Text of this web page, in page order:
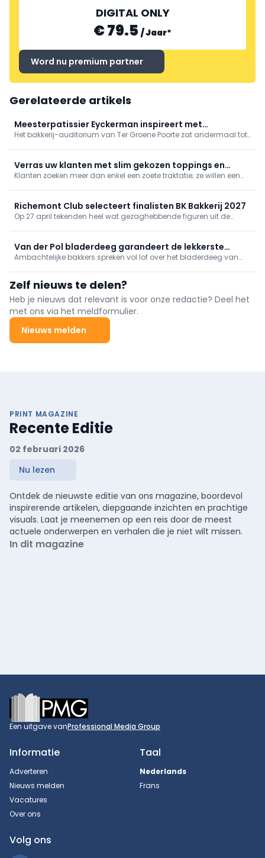
DIGITAL ONLY
€ 79.5 /Jaar*
Word nu premium partner
Gerelateerde artikels
Meesterpatissier Eyckerman inspireert met
chocolade-biercombinaties
Het bakkerij-auditorium van Ter Groene Poorte zat andermaal tot
gerenommeerd chocolade-expert, mocht de aanwezige
leerlingen, bakkers, patissiers en chocolatiers meenemen in zijn
Verras uw klanten met slim gekozen toppings en
vullingen
Klanten zoeken meer dan enkel een zoete traktatie; ze willen een
toepassingen, en duiken we in de nieuwste trends.
Richemont Club selecteert finalisten BK Bakkerij 2027
Op 27 april tekenden heel wat gezaghebbende figuren uit de
groepeert de preselecties van het ...
Van der Pol bladerdeeg garandeert de lekkerste
creaties
Ambachtelijke bakkers spreken vol lof over het bladerdeeg van
met uitgesproken roombotersmaak.
Zelf nieuws te delen?
Heb je nieuws dat relevant is voor onze redactie? Deel het
met ons via het meldformulier.
Nieuws melden
PRINT MAGAZINE
Recente Editie
02 februari 2026
Nu lezen
Ontdek de nieuwste editie van ons magazine, boordevol
inspirerende artikelen, diepgaande inzichten en prachtige
visuals. Laat je meenemen op een reis door de meest
actuele onderwerpen en verhalen die je niet wilt missen.
In dit magazine
Footer
Een uitgave vanProfessional Media Group
Informatie
Adverteren
Nieuws melden
Vacatures
Over ons
Taal
Nederlands
Frans
Volg ons